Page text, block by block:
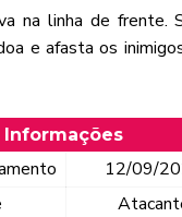
na linha de frente.
e afasta os
Informações
12/09/